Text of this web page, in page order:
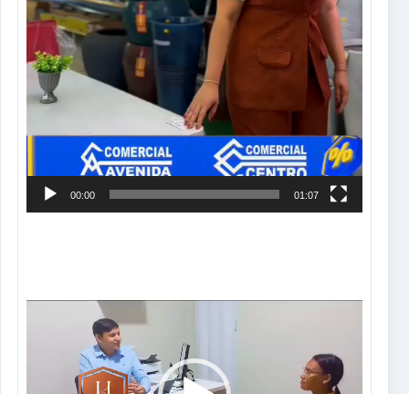
00:00 01:07